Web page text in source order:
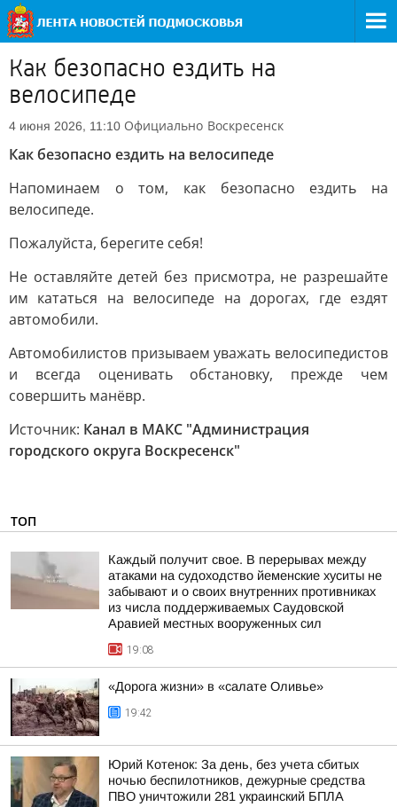
Как безопасно ездить на
велосипеде
4 июня 2026, 11:10 Официально Воскресенск
Как безопасно ездить на велосипеде
Напоминаем о том, как безопасно ездить на
велосипеде.
Пожалуйста, берегите себя!
Не оставляйте детей без присмотра, не разрешайте
им кататься на велосипеде на дорогах, где ездят
автомобили.
Автомобилистов призываем уважать велосипедистов
и всегда оценивать обстановку, прежде чем
совершить манёвр.
Источник: Канал в МАКС "Администрация
городского округа Воскресенск"
ТОП
Каждый получит свое. В перерывах между
атаками на судоходство йеменские хуситы не
забывают и о своих внутренних противниках
из числа поддерживаемых Саудовской
Аравией местных вооруженных сил
19:08
«Дорога жизни» в «салате Оливье»
19:42
Юрий Котенок: За день, без учета сбитых
ночью беспилотников, дежурные средства
ПВО уничтожили 281 украинский БПЛА